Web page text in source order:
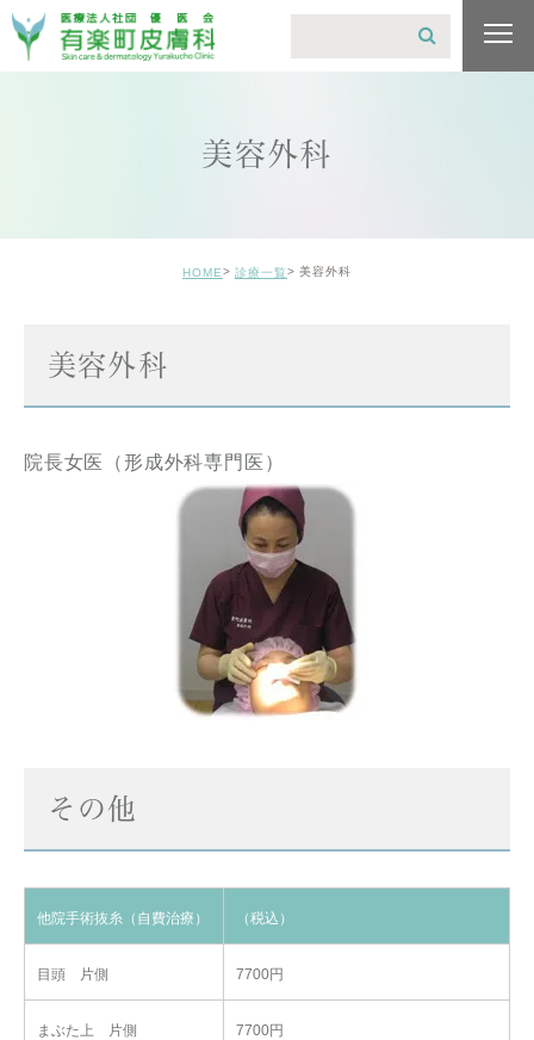
美容外科
HOME 診療一覧 美容外科
美容外科
院長女医（形成外科専門医）
その他
他院手術抜糸（自費治療） （税込）
目頭 片側 7700円
まぶた上 片側 7700円